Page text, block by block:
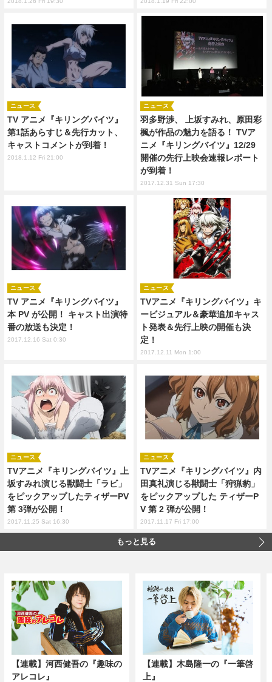
TV アニメ『キリングバイツ』
第1話あらすじ＆先行カット、
キャストコメントが到着！
ニュース
2018.1.12 Fri 21:00
羽多野渉、 上坂すみれ、原田彩
楓が作品の魅力を語る！ TVア
ニメ『キリングバイツ』12/29
開催の先行上映会速報レポート
が到着！
ニュース
2017.12.31 Sun 17:30
TV アニメ『キリングバイツ』
本 PV が公開！ キャスト出演特
番の放送も決定！
ニュース
2017.12.16 Sat 0:30
TVアニメ『キリングバイツ』キ
ービジュアル＆豪華追加キャス
ト発表＆先行上映の開催も決
定！
ニュース
2017.12.11 Mon 1:00
TVアニメ『キリングバイツ』上
坂すみれ演じる獣闘士「ラビ」
をピックアップしたティザーPV
第 3弾が公開！
ニュース
2017.11.25 Sat 16:30
TVアニメ『キリングバイツ』内
田真礼演じる獣闘士「狩猟豹」
をピックアップした ティザーP
V 第 2 弾が公開！
ニュース
2017.11.17 Fri 17:00
もっと見る
【連載】河西健吾の『趣味の
アレコレ』
【連載】木島隆一の『一筆啓
上』